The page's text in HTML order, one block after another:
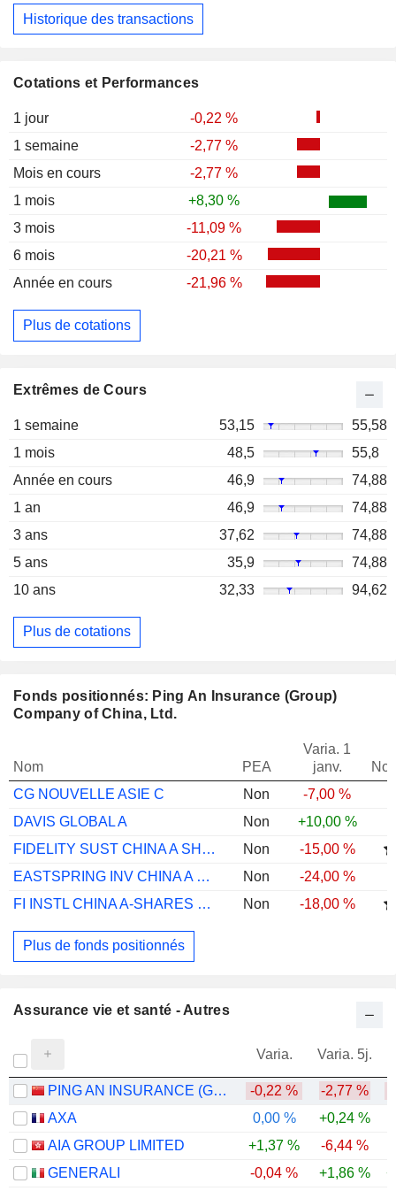
Cotations et Performances
1 jour
-0,22 %
1 semaine
-2,77 %
Mois en cours
-2,77 %
1 mois
+8,30 %
3 mois
-11,09 %
6 mois
-20,21 %
Année en cours
-21,96 %
Plus de cotations
Extrêmes de Cours
1 semaine 53,15
55,58
1 mois
48,5
55,8
Année en cours
46,9
74,88
1 an
46,9
74,88
3 ans
37,62
74,88
5 ans
35,9
74,88
10 ans
32,33 94,62
Plus de cotations
Historique des transactions
Fonds positionnés: Ping An Insurance (Group)
Company of China, Ltd.
Nom PEA
Varia. 1
janv.
CG NOUVELLE ASIE C
Non
-7,00 %
DAVIS GLOBAL A
Non
+10,00 %
FIDELITY SUST CHINA A SHS Y ACC RMB
Non
-15,00 %
EASTSPRING INV CHINA A SHARES GR C USD
Non
-24,00 %
FI INSTL CHINA A-SHARES EQ F
Non -18,00 %
Plus de fonds positionnés
Assurance vie et santé - Autres
Varia. Varia. 5j.
PING AN INSURANCE (GROUP) COMPANY OF CHINA, LTD. -0,22 % -2,77 %
AXA
0,00 % +0,24 %
AIA GROUP LIMITED
+1,37 % -6,44 %
GENERALI
-0,04 % +1,86 %